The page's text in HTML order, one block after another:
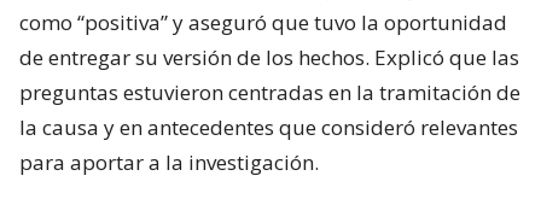
como “positiva” y aseguró que tuvo la oportunidad
de entregar su versión de los hechos. Explicó que las
preguntas estuvieron centradas en la tramitación de
la causa y en antecedentes que consideró relevantes
para aportar a la investigación.